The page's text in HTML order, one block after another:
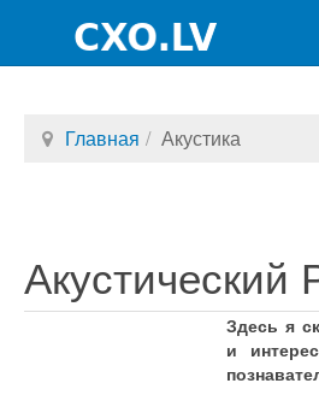
Главная Акустика
Акустический
Здесь я
и